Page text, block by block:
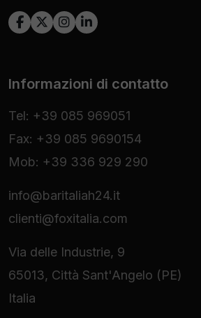
Informazioni di contatto
Tel: +39 085 969051
Fax: +39 085 9690154
Mob: +39 336 929 290
info@baritaliah24.it
clienti@foxitalia.com
Via delle Industrie, 9
65013, Città Sant'Angelo (PE)
Italia